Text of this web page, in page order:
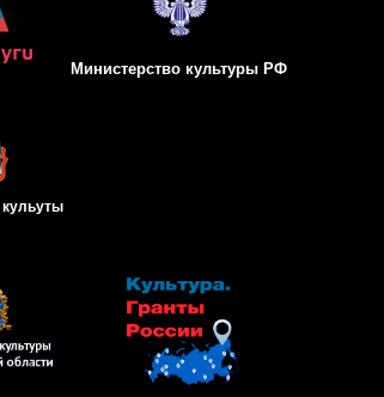
Министерство культуры РФ
кульуты